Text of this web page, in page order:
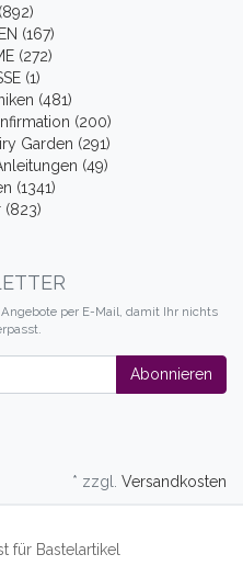
(167)
(272)
(1)
(481)
(200)
Garden (291)
(49)
(1341)
(823)
per E-Mail, damit Ihr nichts
Abonnieren
* zzgl. Versandkosten
für Bastelartikel